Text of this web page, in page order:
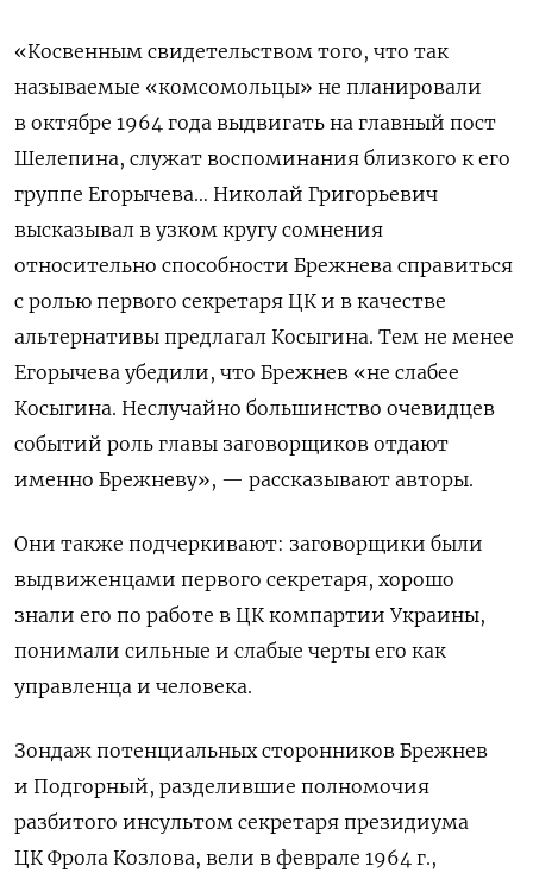
«Косвенным свидетельством того, что так
называемые «комсомольцы» не планировали
в октябре 1964 года выдвигать на главный пост
Шелепина, служат воспоминания близкого к его
группе Егорычева… Николай Григорьевич
высказывал в узком кругу сомнения
относительно способности Брежнева справиться
с ролью первого секретаря ЦК и в качестве
альтернативы предлагал Косыгина. Тем не менее
Егорычева убедили, что Брежнев «не слабее
Косыгина. Неслучайно большинство очевидцев
событий роль главы заговорщиков отдают
именно Брежневу», — рассказывают авторы.
Они также подчеркивают: заговорщики были
выдвиженцами первого секретаря, хорошо
знали его по работе в ЦК компартии Украины,
понимали сильные и слабые черты его как
управленца и человека.
Зондаж потенциальных сторонников Брежнев
и Подгорный, разделившие полномочия
разбитого инсультом секретаря президиума
ЦК Фрола Козлова, вели в феврале 1964 г.,